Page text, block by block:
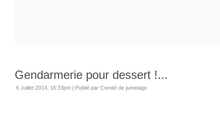
Gendarmerie pour dessert !...
6 Juillet 2014, 16:33pm | Publié par Comité de jumelage